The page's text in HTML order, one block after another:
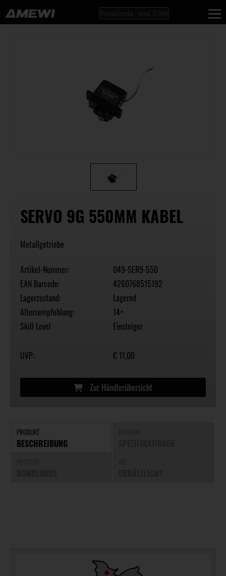
SERVO 9G 550MM KABEL
Metallgetriebe
Artikel-Nummer:
049-SER9-550
EAN Barcode:
4260768515192
Lagerzustand:
Lagernd
Altersempfehlung:
14+
Skill Level
Einsteiger
UVP: € 11,00
Zur Händlerübersicht
PRODUKT
BESCHREIBUNG